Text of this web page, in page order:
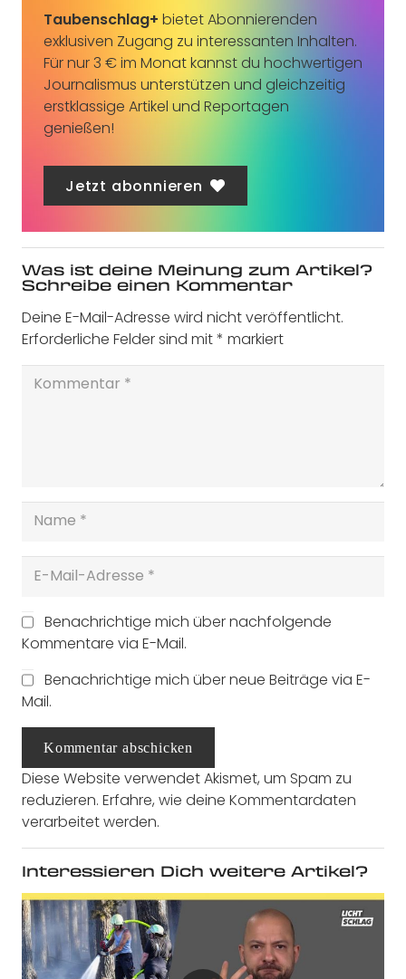
Taubenschlag+ bietet Abonnierenden
exklusiven Zugang zu interessanten Inhalten.
Für nur 3 € im Monat kannst du hochwertigen
Journalismus unterstützen und gleichzeitig
erstklassige Artikel und Reportagen
genießen!
Jetzt abonnieren
Was ist deine Meinung zum Artikel?
Schreibe einen Kommentar
Deine E-Mail-Adresse wird nicht veröffentlicht.
Erforderliche Felder sind mit* markiert
Benachrichtige mich über nachfolgende
Kommentare via E-Mail.
Benachrichtige mich über neue Beiträge via E-
Mail.
Kommentar abschicken
Diese Website verwendet Akismet, um Spam zu
reduzieren. Erfahre, wie deine Kommentardaten
verarbeitet werden.
Interessieren Dich weitere Artikel?